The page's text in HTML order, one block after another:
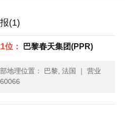
(1)
位： 巴黎春天集团(PPR)
地理位置： 巴黎, 法国 ｜ 营业